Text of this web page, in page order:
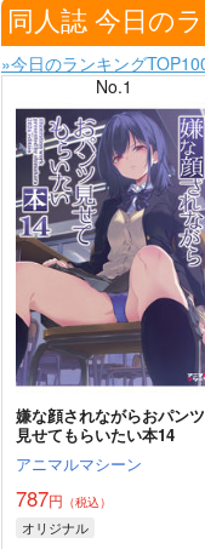
7月30日掲載
同人誌 今日の
»今日のランキング
No.1
嫌な顔されながらおパンツ
見せてもらいたい本14
アニマルマシーン
787円 （税込）
オリジナル